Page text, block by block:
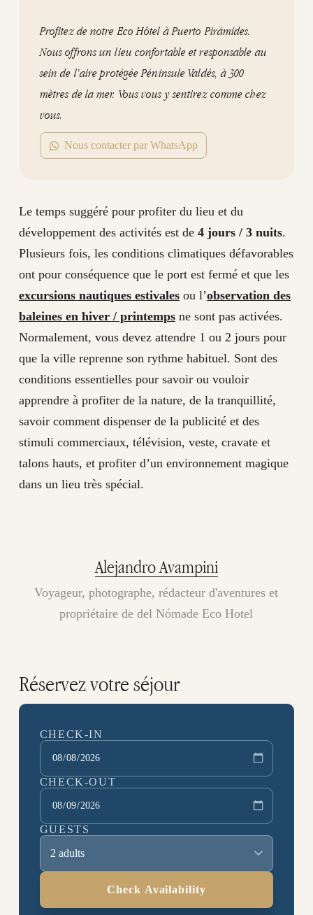
Profitez de notre Eco Hôtel à Puerto Pirámides.
Nous offrons un lieu confortable et responsable au
sein de l’aire protégée Péninsule Valdés, à 300
mètres de la mer. Vous vous y sentirez comme chez
vous.
Nous contacter par WhatsApp
Le temps suggéré pour profiter du lieu et du
développement des activités est de 4 jours / 3 nuits.
Plusieurs fois, les conditions climatiques défavorables
ont pour conséquence que le port est fermé et que les
excursions nautiques estivalesou l’observation des
baleines en hiver / printempsne sont pas activées.
Normalement, vous devez attendre 1 ou 2 jours pour
que la ville reprenne son rythme habituel. Sont des
conditions essentielles pour savoir ou vouloir
apprendre à profiter de la nature, de la tranquillité,
savoir comment dispenser de la publicité et des
stimuli commerciaux, télévision, veste, cravate et
talons hauts, et profiter d’un environnement magique
dans un lieu très spécial.
Alejandro Avampini
Voyageur, photographe, rédacteur d'aventures et
propriétaire de del Nómade Eco Hotel
Réservez votre séjour
CHECK-IN
CHECK-OUT
GUESTS
2 adults
Check Availability